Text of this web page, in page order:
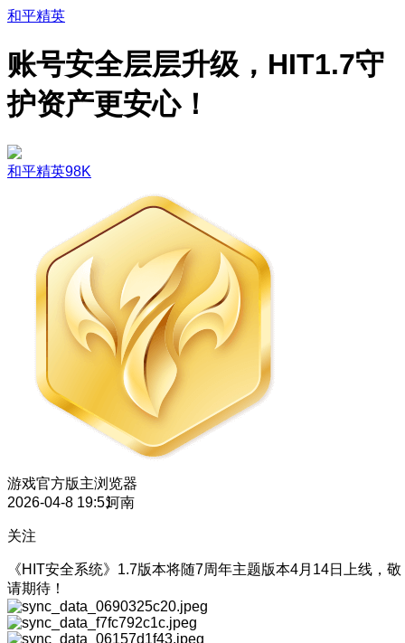
和平精英
账号安全层层升级，HIT1.7守
护资产更安心！
和平精英98K
游戏官方版主浏览器
2026-04-8 19:51河南
关注
《HIT安全系统》1.7版本将随7周年主题版本4月14日上线，敬
请期待！